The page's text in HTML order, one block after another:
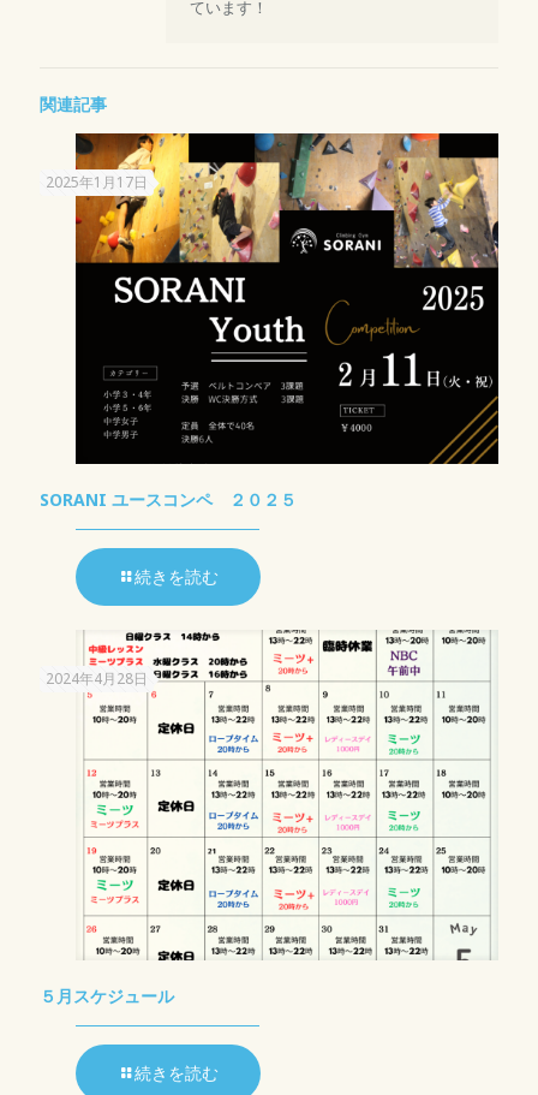
ています！
関連記事
2025年1月17日
SORANI ユースコンペ ２０２５
続きを読む
2024年4月28日
５月スケジュール
続きを読む